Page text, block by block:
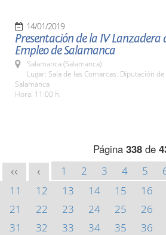
14/01/2019
Presentación de la IV Lanzadera
Empleo de Salamanca
Salamanca (Salamanca)
Lugar: Sala de las Comarcas. Diputación de
Salamanca
Hora: 11:00 h.
Página 338de
<< < 1 2 3 4 5
11
12 13 14 15 16
21
22 23 24 25 26
31
32 33 34 35 36